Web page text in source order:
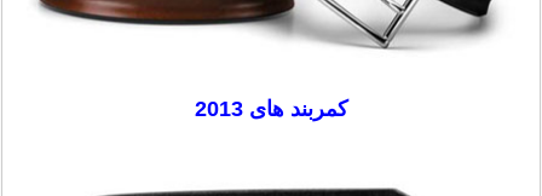
کمربند های 2013